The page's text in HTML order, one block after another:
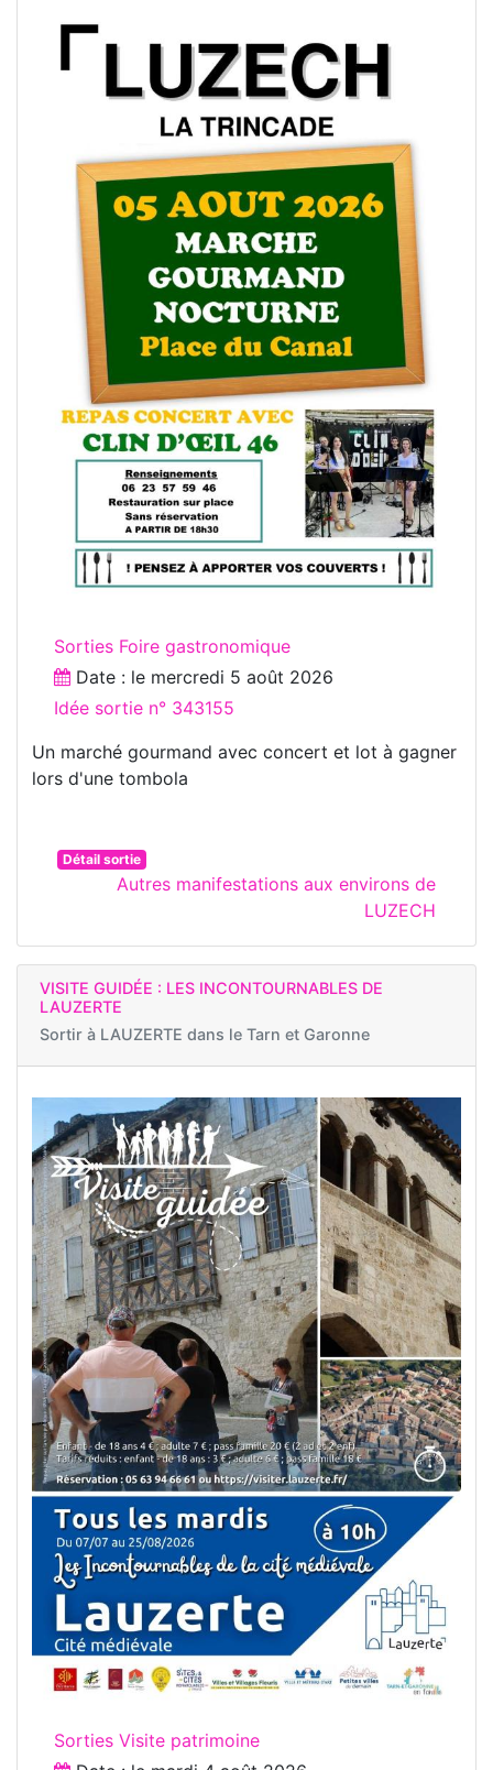
Sorties Foire gastronomique
Date : le mercredi 5 août 2026
Idée sortie n° 343155
Un marché gourmand avec concert et lot à gagner
lors d'une tombola
Détail sortie
Autres manifestations aux environs de
LUZECH
VISITE GUIDÉE : LES INCONTOURNABLES DE
LAUZERTE
Sortir à LAUZERTE dans le Tarn et Garonne
Sorties Visite patrimoine